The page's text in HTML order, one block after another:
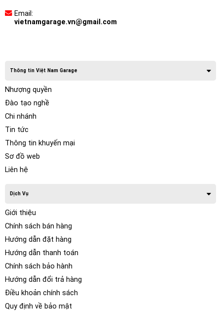
Email:
vietnamgarage.vn@gmail.com
Thông tin Việt Nam Garage
Nhượng quyền
Đào tạo nghề
Chi nhánh
Tin tức
Thông tin khuyến mại
Sơ đồ web
Liên hệ
Dịch Vụ
Giới thiệu
Chính sách bán hàng
Hướng dẫn đặt hàng
Hướng dẫn thanh toán
Chính sách bảo hành
Hướng dẫn đổi trả hàng
Điều khoản chính sách
Quy định về bảo mật